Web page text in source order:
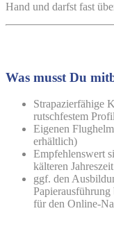
Hand und darfst fast
Was musst Du
Strapazierfähige
rutschfestem Profil
Eigenen
erhältlich)
Empfehlenswert
kälteren Jahreszeit
ggf. den
für den Online-